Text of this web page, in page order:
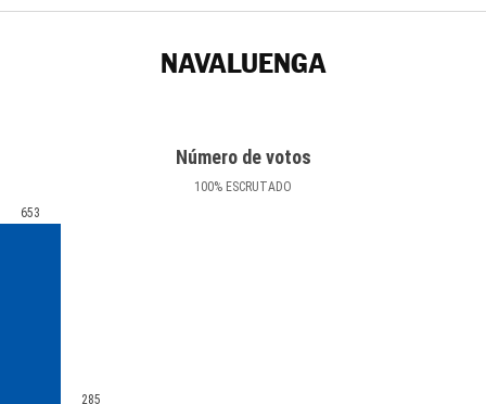
NAVALUENGA
Número de votos
100% ESCRUTADO
653
285